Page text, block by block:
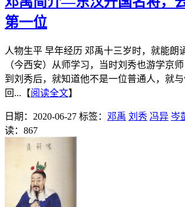
第一位
人物生平 早年经历 邓禹十三岁时，就能朗
（今西安）从师学习，当时刘秀也游学京
到刘秀后，就知道他不是一位普通人，就
回...【阅读全文】
日期：2020-06-27 标签： 邓禹 刘秀 冯异 岑
读：867